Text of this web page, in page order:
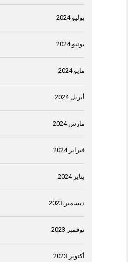
يوليو 2024
يونيو 2024
مايو 2024
أبريل 2024
مارس 2024
فبراير 2024
يناير 2024
ديسمبر 2023
نوفمبر 2023
أكتوبر 2023